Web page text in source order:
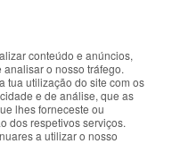
conteúdo e anúncios,
o nosso tráfego.
tua utilização do site com os
e de análise, que as
lhes forneceste ou
dos respetivos serviços.
a utilizar o nosso